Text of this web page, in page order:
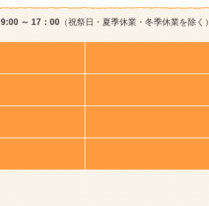
9:00 ～ 17：00（祝祭日・夏季休業・冬季休業を除く）